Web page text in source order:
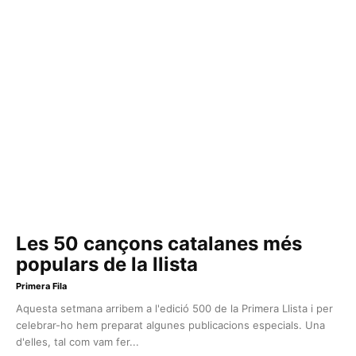
Les 50 cançons catalanes més
populars de la llista
Primera Fila
Aquesta setmana arribem a l'edició 500 de la Primera Llista i per
celebrar-ho hem preparat algunes publicacions especials. Una
d'elles, tal com vam fer...